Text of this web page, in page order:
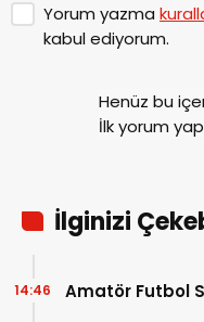
Yorum yazma
kabul ediyorum.
Henüz bu
İlk yorum
İlginizi
Amatör Futbol
14:46